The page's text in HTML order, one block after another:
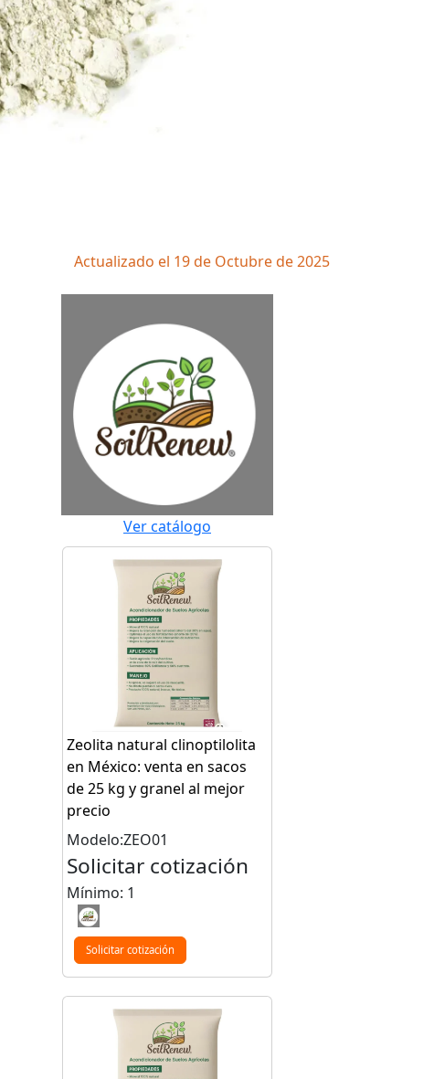
Actualizado el 19 de Octubre de 2025
Ver catálogo
Zeolita natural clinoptilolita
en México: venta en sacos
de 25 kg y granel al mejor
precio
Modelo:ZEO01
Solicitar cotización
Mínimo: 1
Solicitar cotización